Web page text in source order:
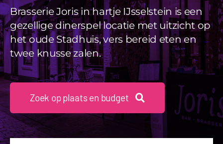
Videos
Uitjes
Beschikbaarheid Aanvragen
Brasserie Joris in hartje IJsselstein is een
gezellige dinerspel locatie met uitzicht op
het oude Stadhuis, vers bereid eten en
twee knusse zalen.
Zoek op plaats en budget